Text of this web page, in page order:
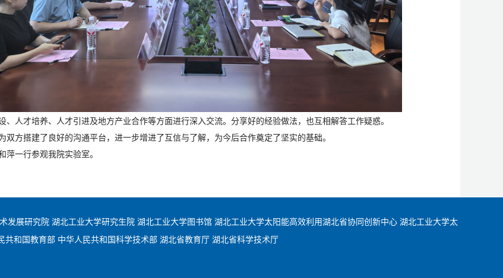
、人才培养、人才引进及地方产业合作等方面进行深入交流。分享好的经验做法，也互相解答工作疑惑。
双方搭建了良好的沟通平台，进一步增进了互信与了解，为今后合作奠定了坚实的基础。
萍一行参观我院实验室。
发展研究院 湖北工业大学研究生院 湖北工业大学图书馆 湖北工业大学太阳能高效利用湖北省协同创新中心 湖北工业大学太
共和国教育部 中华人民共和国科学技术部 湖北省教育厅 湖北省科学技术厅